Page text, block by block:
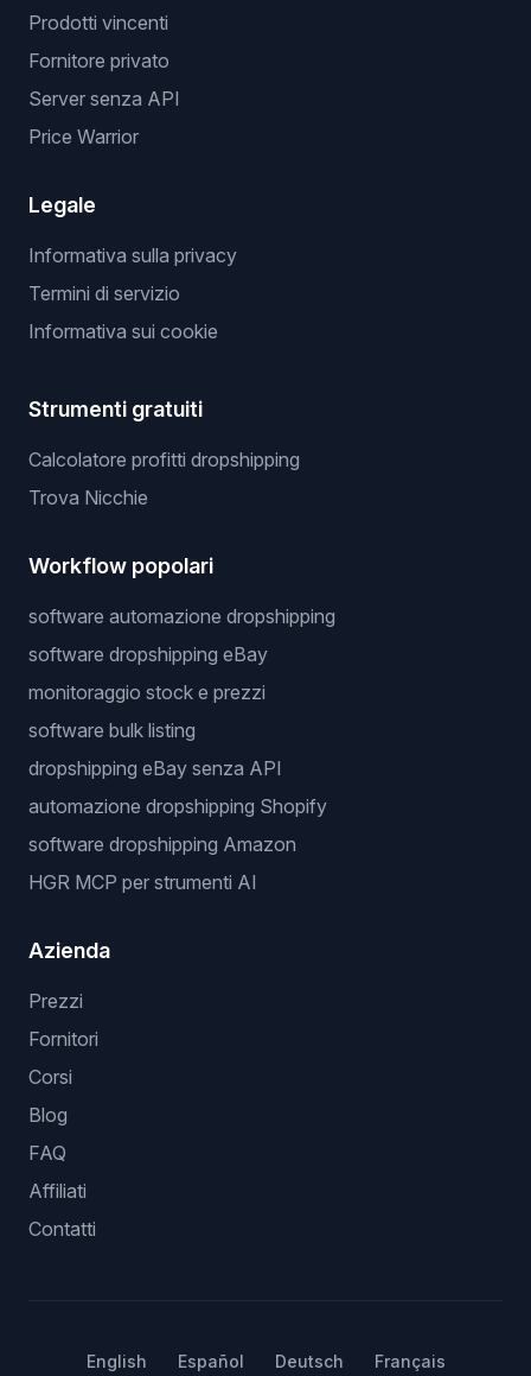
Prodotti vincenti
Fornitore privato
Server senza API
Price Warrior
Legale
Informativa sulla privacy
Termini di servizio
Informativa sui cookie
Strumenti gratuiti
Calcolatore profitti dropshipping
Trova Nicchie
Workflow popolari
software automazione dropshipping
software dropshipping eBay
monitoraggio stock e prezzi
software bulk listing
dropshipping eBay senza API
automazione dropshipping Shopify
software dropshipping Amazon
HGR MCP per strumenti AI
Azienda
Prezzi
Fornitori
Corsi
Blog
FAQ
Affiliati
Contatti
English Español Deutsch Français